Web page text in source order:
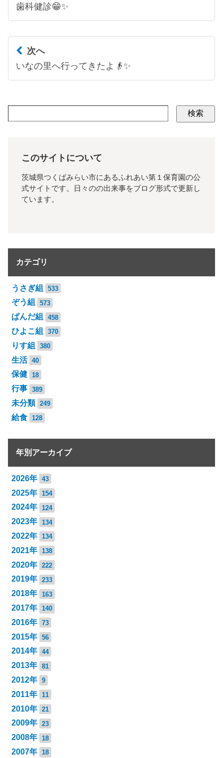
歯科健診😁✨
次へ
いなの里へ行ってきたよ👴✨
検索
このサイトについて
茨城県つくばみらい市にあるふれあい第１保育園の公
式サイトです。日々のの出来事をブログ形式で更新し
ています。
カテゴリ
うさぎ組 533
ぞう組 573
ぱんだ組 458
ひよこ組 370
りす組 380
生活 40
保健 18
行事 389
未分類 249
給食 128
年別アーカイブ
2026年 43
2025年 154
2024年 124
2023年 134
2022年 134
2021年 138
2020年 222
2019年 233
2018年 163
2017年 140
2016年 73
2015年 56
2014年 44
2013年 81
2012年 9
2011年 11
2010年 21
2009年 23
2008年 18
2007年 18